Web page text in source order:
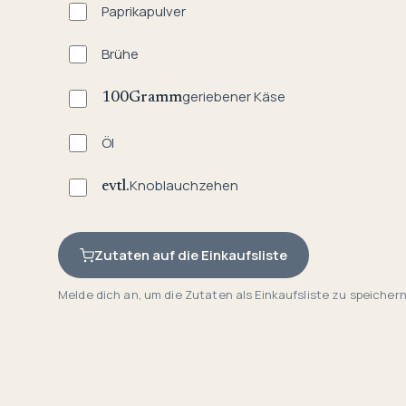
Paprikapulver
Brühe
100Grammgeriebener Käse
Öl
evtl.Knoblauchzehen
Zutaten auf die Einkaufsliste
Melde dich an, um die Zutaten als Einkaufsliste zu